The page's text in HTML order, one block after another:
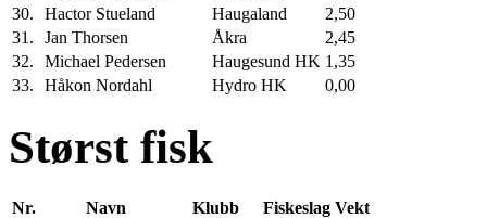
30.
Hactor Stueland Haugaland
2,50
31.
Jan Thorsen Åkra
2,45
32.
Michael Pedersen Haugesund HK 1,35
33.
Håkon Nordahl Hydro HK 0,00
Størst fisk
Nr. Navn Klubb Fiskeslag Vekt